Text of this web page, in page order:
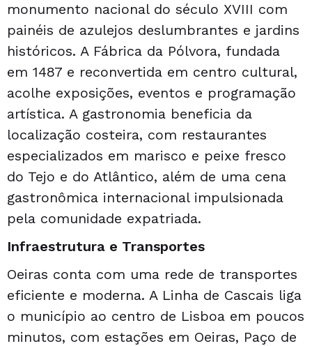
monumento nacional do século XVIII com
painéis de azulejos deslumbrantes e jardins
históricos. A Fábrica da Pólvora, fundada
em 1487 e reconvertida em centro cultural,
acolhe exposições, eventos e programação
artística. A gastronomia beneficia da
localização costeira, com restaurantes
especializados em marisco e peixe fresco
do Tejo e do Atlântico, além de uma cena
gastronômica internacional impulsionada
pela comunidade expatriada.
Infraestrutura e Transportes
Oeiras conta com uma rede de transportes
eficiente e moderna. A Linha de Cascais liga
o município ao centro de Lisboa em poucos
minutos, com estações em Oeiras, Paço de